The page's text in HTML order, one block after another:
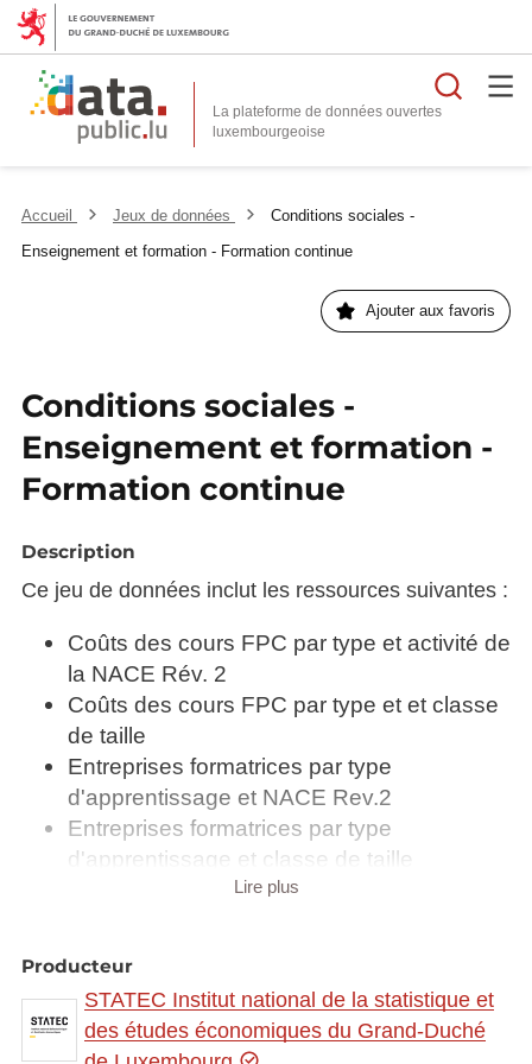
La plateforme de données ouvertes
Accueil Jeux de données
Conditions sociales -
Enseignement et formation - Formation continue
Ajouter aux favoris
Conditions sociales -
Enseignement et formation -
Formation continue
Description
Ce jeu de données inclut les ressources suivantes :
Coûts des cours FPC par type et activité de
la NACE Rév. 2
Coûts des cours FPC par type et et classe
de taille
Entreprises formatrices par type
d'apprentissage et NACE Rev.2
Entreprises formatrices par type
d'apprentissage et classe de taille
Heures de formation par NACE Rev.2
Participants aux cours de FPC par taille de
classe et sex
Lire plus
Producteur
STATEC Institut national de la statistique et
des études économiques du Grand-Duché